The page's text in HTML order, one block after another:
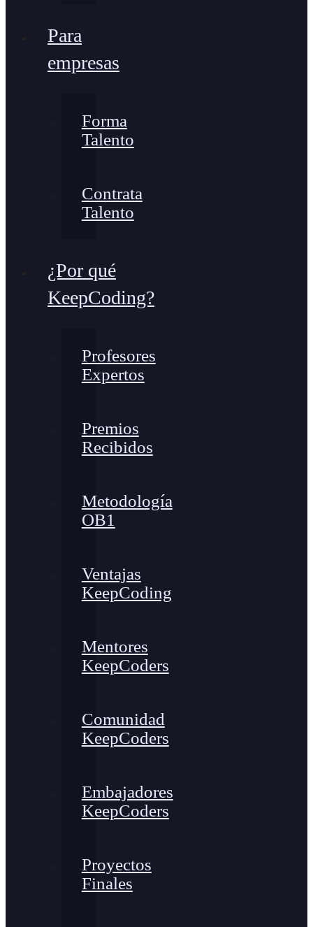
Para
empresas
Forma
Talento
Contrata
Talento
¿Por qué
KeepCoding?
Profesores
Expertos
Premios
Recibidos
Metodología
OB1
Ventajas
KeepCoding
Mentores
KeepCoders
Comunidad
KeepCoders
Embajadores
KeepCoders
Proyectos
Finales